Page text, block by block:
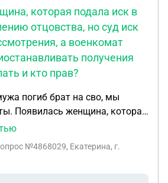
которая подала иск в
отцовства, но суд иск
а военкомат
получения
и кто прав?
погиб брат на сво, мы
Появилась женщина, которая
установлению отцовства, но
получения выплат,
№4868029, Екатерина, г.